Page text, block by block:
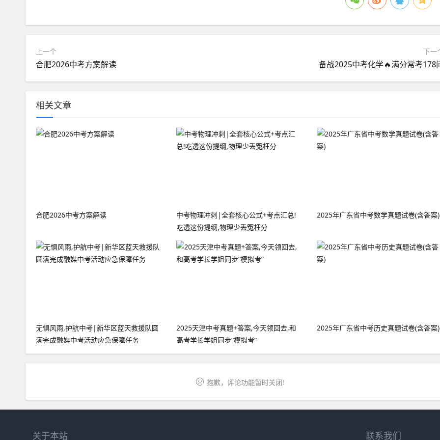
上一个
合肥2026中考方案解读
下一
备战2025中考化学🔥满分常考178
相关文章
合肥2026中考方案解读
中考物理冲刺|全套核心公式+考点汇总!
吃透这份提纲,物理少丢冤枉分
2025年广东省中考数学真题试卷(含答案)
无惧风雨,护航中考|新华区蓝天救援队圆
满完成融媒中考活动应急保障任务
2025天津中考真题+答案,今天领回去,和
高考学长学姐同步“模拟考”
2025年广东省中考历史真题试卷(含答案)
抱歉，评论功能暂时关闭!
关于本站 联系我们